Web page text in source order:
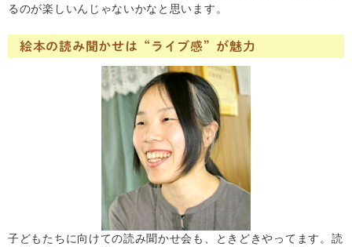
るのが楽しいんじゃないかなと思います。
絵本の読み聞かせは“ライブ感”が魅力
子どもたちに向けての読み聞かせ会も、ときどきやってます。読